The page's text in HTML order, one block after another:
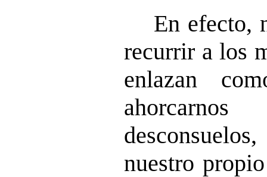
En efecto,
recurrir a los
enlazan
nuestro